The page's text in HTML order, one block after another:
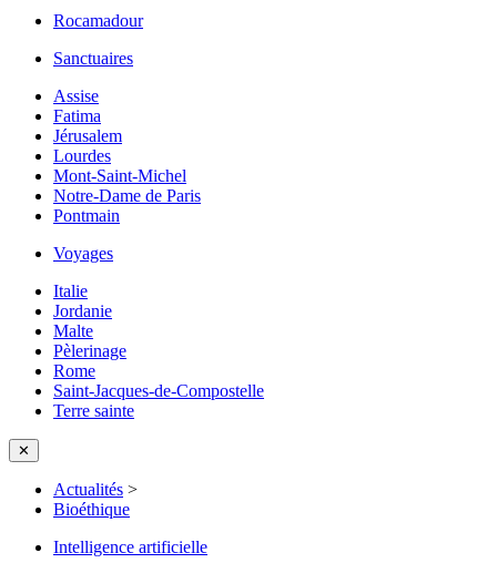
Rocamadour
Sanctuaires
Assise
Fatima
Jérusalem
Lourdes
Mont-Saint-Michel
Notre-Dame de Paris
Pontmain
Voyages
Italie
Jordanie
Malte
Pèlerinage
Rome
Saint-Jacques-de-Compostelle
Terre sainte
✕
Actualités >
Bioéthique
Intelligence artificielle